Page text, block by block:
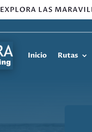
EXPLORA LAS
Inicio Rutas